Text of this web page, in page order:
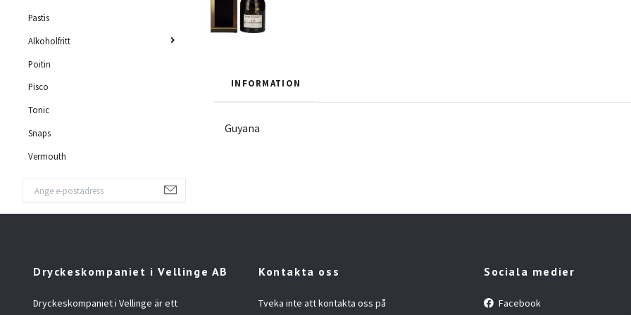
Pastis
Alkoholfritt
Poitin
Pisco
Tonic
Snaps
Vermouth
INFORMATION
Guyana
Dryckeskompaniet i Vellinge AB
Dryckeskompaniet i Vellinge är ett
Kontakta oss
Tveka inte att kontakta oss på
Sociala medier
Facebook